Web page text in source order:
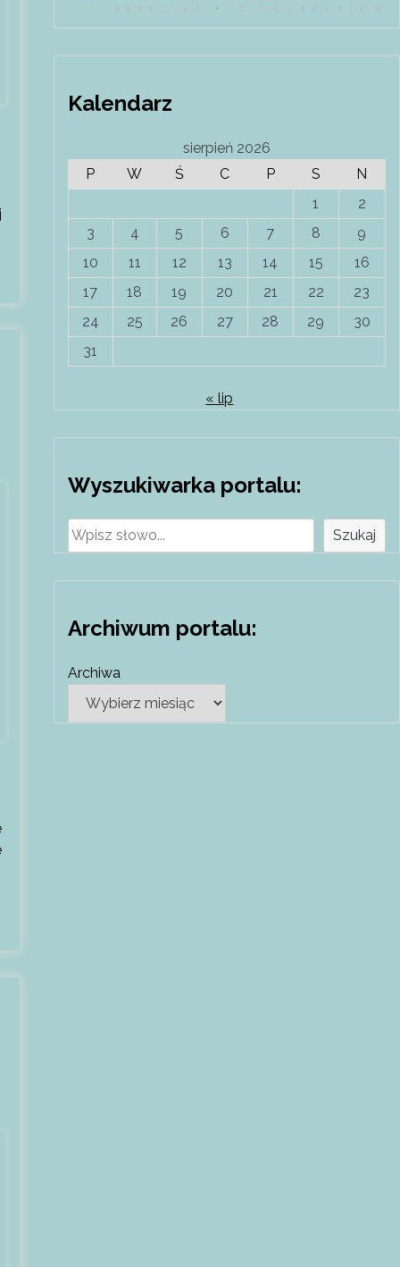
Kalendarz
sierpień 2026
P
W Ś C P S
N
1
2
3
4 5 6 7 8
9
10
11 12 13 14 15
16
17
18 19 20 21 22
23
24
25 26 27 28 29
30
31
« lip
Wyszukiwarka portalu:
Szukaj Szukaj
Archiwum portalu:
Archiwa